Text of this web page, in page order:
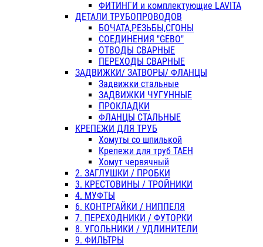
ФИТИНГИ и комплектующие LAVITA
ДЕТАЛИ ТРУБОПРОВОДОВ
БОЧАТА,РЕЗЬБЫ,СГОНЫ
СОЕДИНЕНИЯ "GEBO"
ОТВОДЫ СВАРНЫЕ
ПЕРЕХОДЫ СВАРНЫЕ
ЗАДВИЖКИ/ ЗАТВОРЫ/ ФЛАНЦЫ
Задвижки стальные
ЗАДВИЖКИ ЧУГУННЫЕ
ПРОКЛАДКИ
ФЛАНЦЫ СТАЛЬНЫЕ
КРЕПЕЖИ ДЛЯ ТРУБ
Хомуты со шпилькой
Крепежи для труб ТАЕН
Хомут червячный
2. ЗАГЛУШКИ / ПРОБКИ
3. КРЕСТОВИНЫ / ТРОЙНИКИ
4. МУФТЫ
6. КОНТРГАЙКИ / НИППЕЛЯ
7. ПЕРЕХОДНИКИ / ФУТОРКИ
8. УГОЛЬНИКИ / УДЛИНИТЕЛИ
9. ФИЛЬТРЫ